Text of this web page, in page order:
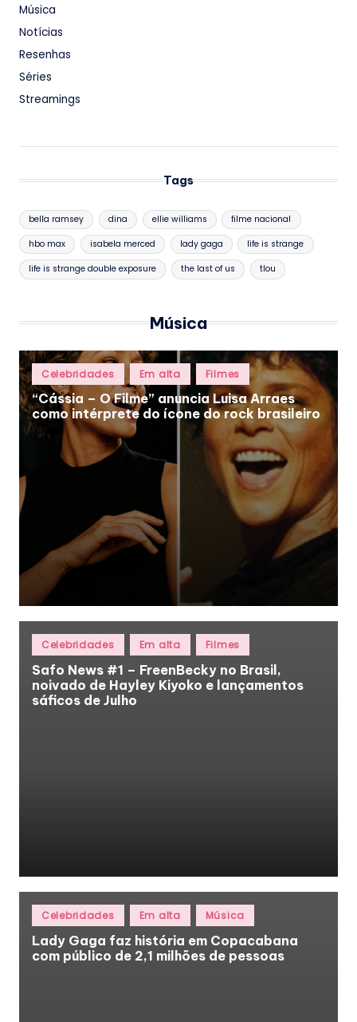
Música
Notícias
Resenhas
Séries
Streamings
Tags
bella ramsey dina ellie williams filme nacional
hbo max isabela merced lady gaga life is strange
life is strange double exposure the last of us tlou
Música
Posted
inCelebridades Em alta Filmes
“Cássia – O Filme” anuncia Luisa Arraes
como intérprete do ícone do rock brasileiro
Posted
inCelebridades Em alta Filmes
Safo News #1 – FreenBecky no Brasil,
noivado de Hayley Kiyoko e lançamentos
sáficos de Julho
Posted
inCelebridades Em alta Música
Lady Gaga faz história em Copacabana
com público de 2,1 milhões de pessoas